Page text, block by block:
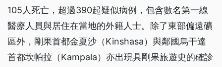
105人死亡，超過390起疑似病例，包含數名第一線
醫療人員與居住在當地的外籍人士。除了東部偏遠礦
區外，剛果首都金夏沙（Kinshasa）與鄰國烏干達
首都坎帕拉（Kampala）亦出現具剛果旅遊史的確診